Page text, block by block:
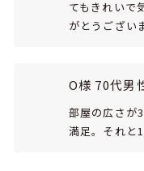
てもきれいで
がとうござい
O様 70代男
部屋の広さが
満足。それと